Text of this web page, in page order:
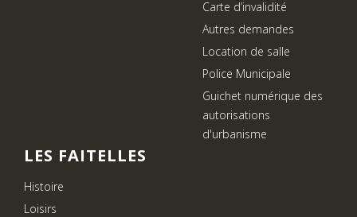
Carte d’invalidité
Autres demandes
Location de salle
Police Municipale
Guichet numérique des
autorisations
d'urbanisme
LES FAITELLES
Histoire
Loisirs